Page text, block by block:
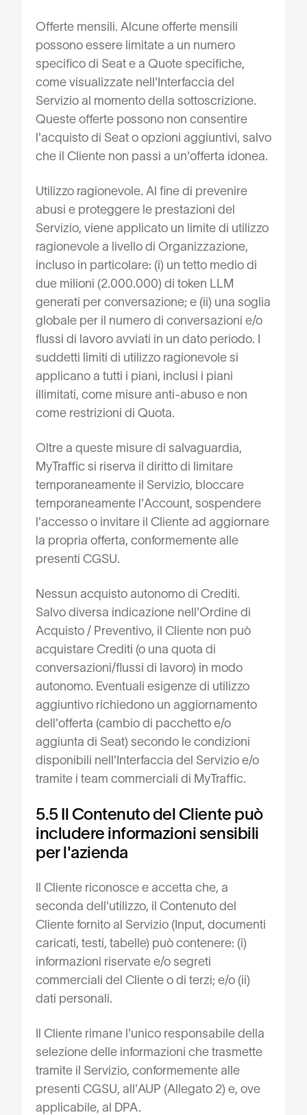
Offerte mensili. Alcune offerte mensili
possono essere limitate a un numero
specifico di Seat e a Quote specifiche,
come visualizzate nell'Interfaccia del
Servizio al momento della sottoscrizione.
Queste offerte possono non consentire
l'acquisto di Seat o opzioni aggiuntivi, salvo
che il Cliente non passi a un'offerta idonea.
Utilizzo ragionevole. Al fine di prevenire
abusi e proteggere le prestazioni del
Servizio, viene applicato un limite di utilizzo
ragionevole a livello di Organizzazione,
incluso in particolare: (i) un tetto medio di
due milioni (2.000.000) di token LLM
generati per conversazione; e (ii) una soglia
globale per il numero di conversazioni e/o
flussi di lavoro avviati in un dato periodo. I
suddetti limiti di utilizzo ragionevole si
applicano a tutti i piani, inclusi i piani
illimitati, come misure anti-abuso e non
come restrizioni di Quota.
Oltre a queste misure di salvaguardia,
MyTraffic si riserva il diritto di limitare
temporaneamente il Servizio, bloccare
temporaneamente l'Account, sospendere
l'accesso o invitare il Cliente ad aggiornare
la propria offerta, conformemente alle
presenti CGSU.
Nessun acquisto autonomo di Crediti.
Salvo diversa indicazione nell'Ordine di
Acquisto / Preventivo, il Cliente non può
acquistare Crediti (o una quota di
conversazioni/flussi di lavoro) in modo
autonomo. Eventuali esigenze di utilizzo
aggiuntivo richiedono un aggiornamento
dell'offerta (cambio di pacchetto e/o
aggiunta di Seat) secondo le condizioni
disponibili nell'Interfaccia del Servizio e/o
tramite i team commerciali di MyTraffic.
5.5 Il Contenuto del Cliente può
includere informazioni sensibili
per l'azienda
Il Cliente riconosce e accetta che, a
seconda dell'utilizzo, il Contenuto del
Cliente fornito al Servizio (Input, documenti
caricati, testi, tabelle) può contenere: (i)
informazioni riservate e/o segreti
commerciali del Cliente o di terzi; e/o (ii)
dati personali.
Il Cliente rimane l'unico responsabile della
selezione delle informazioni che trasmette
tramite il Servizio, conformemente alle
presenti CGSU, all'AUP (Allegato 2) e, ove
applicabile, al DPA.